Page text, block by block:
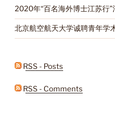
2020年“百名海外博士江苏行”
北京航空航天大学诚聘青年学
RSS - Posts
RSS - Comments